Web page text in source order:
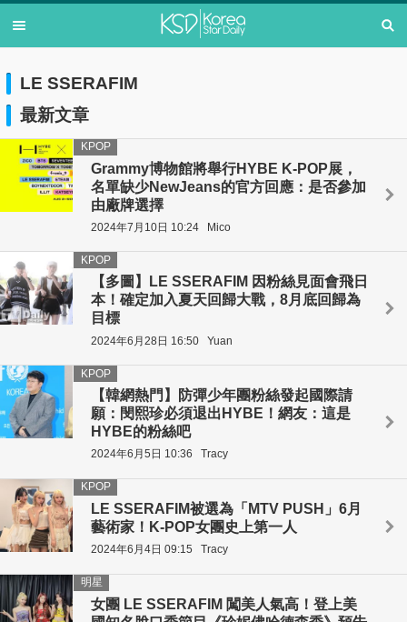
LE SSERAFIM
最新文章
Grammy博物館將舉行HYBE K-POP展，
名單缺少NewJeans的官方回應：是否參加
由廠牌選擇
KPOP
2024年7月10日 10:24 Mico
【多圖】LE SSERAFIM 因粉絲見面會飛日
本！確定加入夏天回歸大戰，8月底回歸為
目標
KPOP
2024年6月28日 16:50 Yuan
【韓網熱門】防彈少年團粉絲發起國際請
願：閔熙珍必須退出HYBE！網友：這是
HYBE的粉絲吧
KPOP
2024年6月5日 10:36 Tracy
LE SSERAFIM被選為「MTV PUSH」6月
藝術家！K-POP女團史上第一人
KPOP
2024年6月4日 09:15 Tracy
女團 LE SSERAFIM 闖美人氣高！登上美
明星